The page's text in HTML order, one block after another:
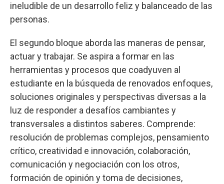
ineludible de un desarrollo feliz y balanceado de las
personas.
El segundo bloque aborda las maneras de pensar,
actuar y trabajar. Se aspira a formar en las
herramientas y procesos que coadyuven al
estudiante en la búsqueda de renovados enfoques,
soluciones originales y perspectivas diversas a la
luz de responder a desafíos cambiantes y
transversales a distintos saberes. Comprende:
resolución de problemas complejos, pensamiento
crítico, creatividad e innovación, colaboración,
comunicación y negociación con los otros,
formación de opinión y toma de decisiones,